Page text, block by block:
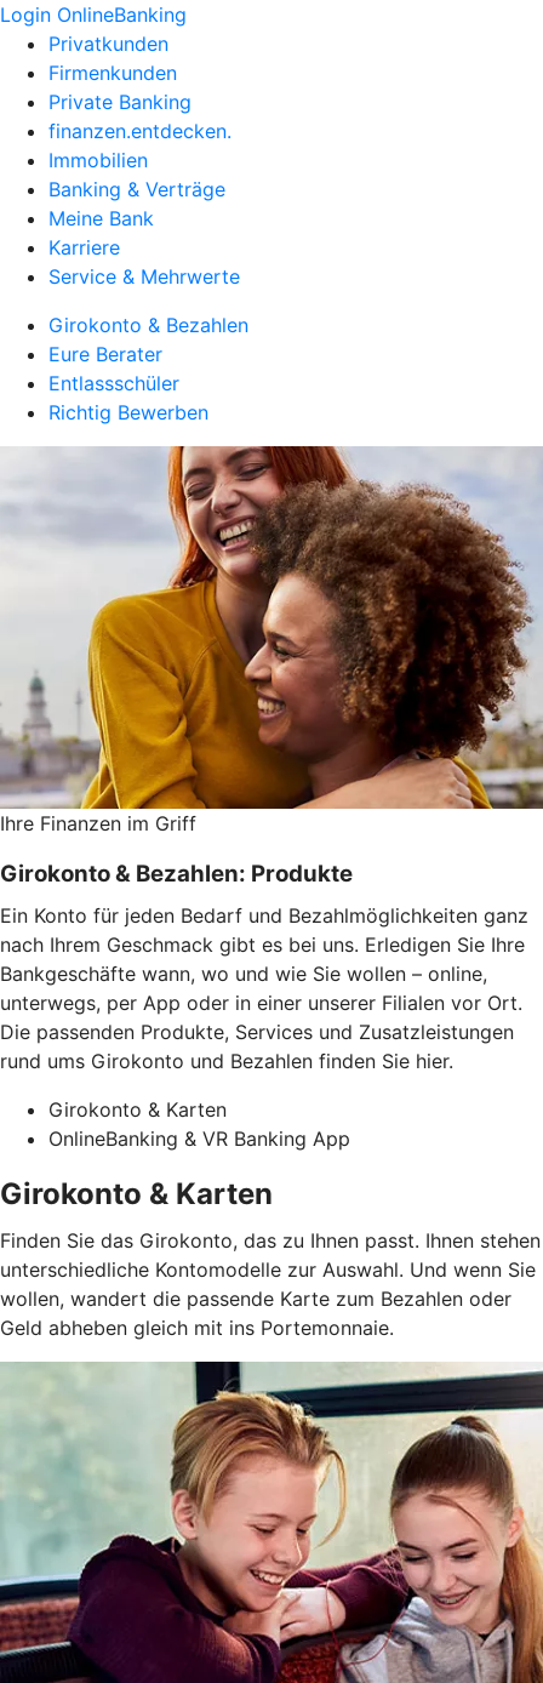
Login OnlineBanking
Privatkunden
Firmenkunden
Private Banking
finanzen.entdecken.
Immobilien
Banking & Verträge
Meine Bank
Karriere
Service & Mehrwerte
Girokonto & Bezahlen
Eure Berater
Entlassschüler
Richtig Bewerben
Ihre Finanzen im Griff
Girokonto & Bezahlen: Produkte
Ein Konto für jeden Bedarf und Bezahlmöglichkeiten ganz
nach Ihrem Geschmack gibt es bei uns. Erledigen Sie Ihre
Bankgeschäfte wann, wo und wie Sie wollen – online,
unterwegs, per App oder in einer unserer Filialen vor Ort.
Die passenden Produkte, Services und Zusatzleistungen
rund ums Girokonto und Bezahlen finden Sie hier.
Girokonto & Karten
OnlineBanking & VR Banking App
Girokonto & Karten
Finden Sie das Girokonto, das zu Ihnen passt. Ihnen stehen
unterschiedliche Kontomodelle zur Auswahl. Und wenn Sie
wollen, wandert die passende Karte zum Bezahlen oder
Geld abheben gleich mit ins Portemonnaie.